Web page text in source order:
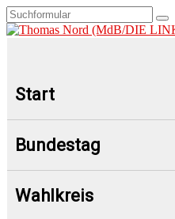
Start
Bundestag
Wahlkreis